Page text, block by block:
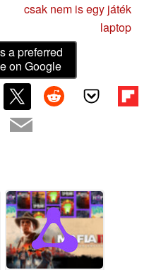
csak nem is egy játék
laptop
a preferred
on Google